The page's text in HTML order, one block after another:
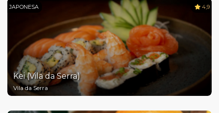
JAPONESA 4,9
Kei (Vila da Serra)
Vila da Serra